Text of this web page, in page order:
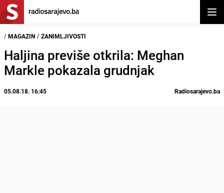
/ MAGAZIN / ZANIMLJIVOSTI
Haljina previše otkrila: Meghan
Markle pokazala grudnjak
05.08.18. 16:45 Radiosarajevo.ba